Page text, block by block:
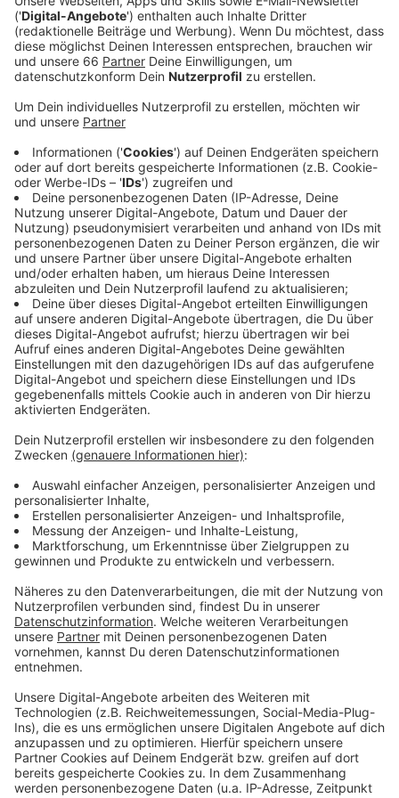
Veröffentlicht:Dienstag, 12.12.2023 13:01
Anzeige
Am Wochenende wird mit einem Stand um die acht
Meter gerechnet. Mit den Schutzmaßnahmen des
Stadtentwässerungsbetriebes soll verhindert werden,
dass über die Düssel Rheinwasser in die Stadt fließt.
Im Spee'schen Graben kann durch den niedrigeren
Pegel Wasser aufgefangen werden, dass sonst in den
Rhein fließen würde. Am Donnerstag soll auch das
Hochwassertor in Hamm geschlossen werden. In Köln
hat der Pegel die Schifffahrts-Hochwassermarke
eins von 6,20 Metern schon überschritten. Dadurch
dürfen Schiffe nur noch bei geringerem Tempo und in
der Mitte des Rheins fahren.
Weitere Infos und Links zum Thema:
Anzeige
Hier findet man den aktuellen Rheinpegel
Winter legt Pause ein
Anzeige